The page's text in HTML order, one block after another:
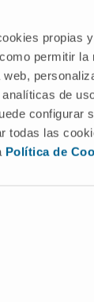
propias
permitir la
web,
de
configurar
todas las
Política de
de los
nervios.
última
que
con
en